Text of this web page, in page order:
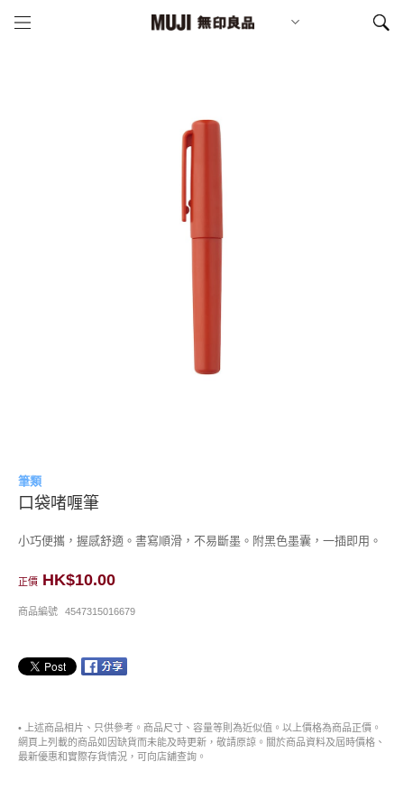
筆類
口袋啫喱筆
小巧便攜，握感舒適。書寫順滑，不易斷墨。附黑色墨囊，一插即用。
正價 HK$10.00
商品編號 4547315016679
• 上述商品相片、只供參考。商品尺寸、容量等則為近似值。以上價格為商品正價。
網頁上列載的商品如因缺貨而未能及時更新，敬請原諒。關於商品資料及屆時價格、
最新優惠和實際存貨情況，可向店舖查詢。